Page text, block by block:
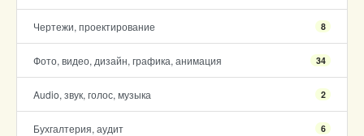
Чертежи, проектирование 8
Фото, видео, дизайн, графика, анимация 34
Audio, звук, голос, музыка 2
Бухгалтерия, аудит 6